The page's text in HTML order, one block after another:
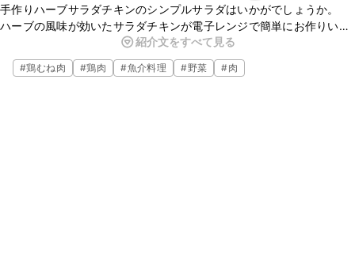
手作りハーブサラダチキンのシンプルサラダはいかがでしょうか。
ハーブの風味が効いたサラダチキンが電子レンジで簡単にお作りいた
だけます。朝食や昼食として、パンと一緒に食べてもおいしいです
よ。ぜひお試しくださいね。
紹介文をすべて見る
#鶏むね肉 #鶏肉 #魚介料理 #野菜 #肉